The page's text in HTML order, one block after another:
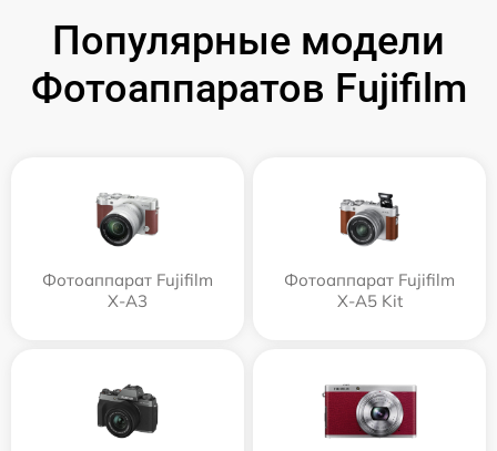
Популярные модели
Фотоаппаратов Fujifilm
Фотоаппарат Fujifilm
X-A3
Фотоаппарат Fujifilm
X-A5 Kit